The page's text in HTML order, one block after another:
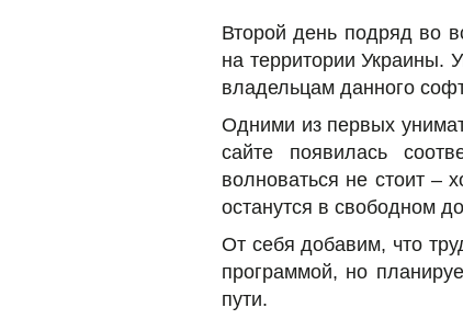
Второй день подряд во
на территории Украины.
владельцам данного
Одними из первых
сайте появилась
волноваться не стоит –
останутся в свободном
От себя добавим, что
программой, но
пути.